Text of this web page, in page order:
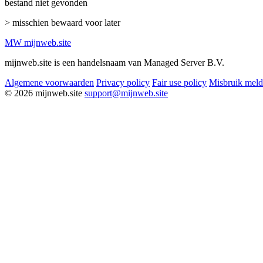
bestand niet gevonden
> misschien bewaard voor later
MW mijnweb.site
mijnweb.site is een handelsnaam van Managed Server B.V.
Algemene voorwaarden Privacy policy Fair use policy Misbruik
© 2026 mijnweb.site support@mijnweb.site